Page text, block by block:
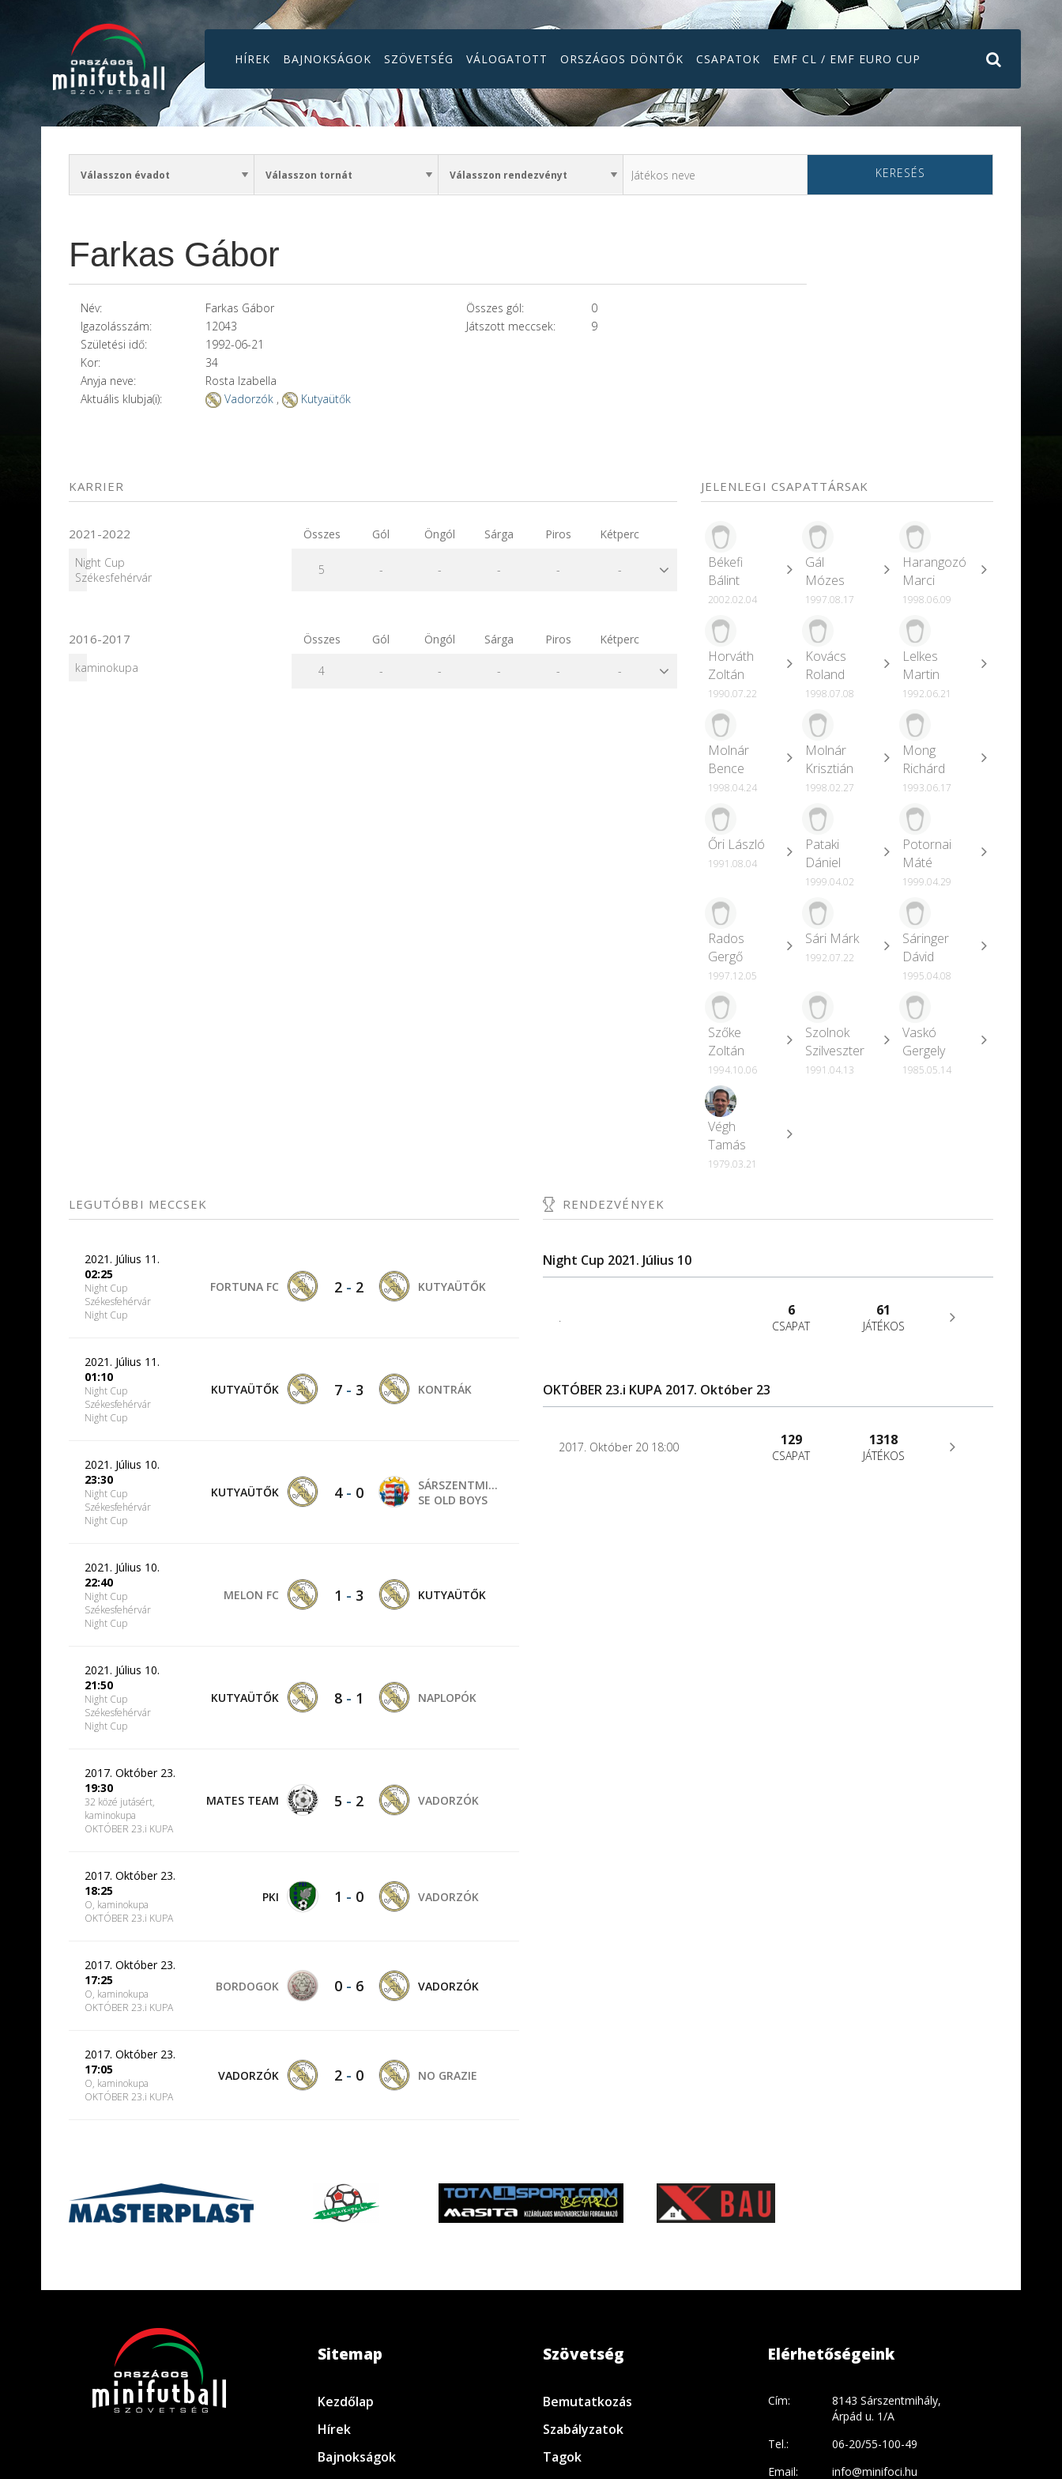
HÍREK BAJNOKSÁGOK SZÖVETSÉG VÁLOGATOTT ORSZÁGOS DÖNTŐK CSAPATOK EMF CL / EMF EURO CUP
KERESÉS
Farkas Gábor
Név:
Farkas Gábor
Igazolásszám:
12043
Születési idő:
1992-06-21
Kor:
34
Anyja neve:
Rosta Izabella
Aktuális klubja(i):
Vadorzók , Kutyaütők
Összes gól:
0
Játszott meccsek:
9
KARRIER
2021-2022 Összes Gól Öngól Sárga Piros
Kétperc
Night Cup
Székesfehérvár
5 - - - - -
2016-2017 Összes Gól Öngól Sárga Piros
Kétperc
kaminokupa
4 - - - - -
JELENLEGI CSAPATTÁRSAK
Békefi
Bálint
2002.02.04
Gál
Mózes
1997.08.17
Harangozó
Marci
1998.06.09
Horváth
Zoltán
1990.07.22
Kovács
Roland
1998.07.08
Lelkes
Martin
1992.06.21
Molnár
Bence
1998.04.24
Molnár
Krisztián
1998.02.27
Mong
Richárd
1993.06.17
Őri László
1991.08.04
Pataki
Dániel
1999.04.02
Potornai
Máté
1999.04.29
Rados
Gergő
1997.12.05
Sári Márk
1992.07.22
Sáringer
Dávid
1995.04.08
Szőke
Zoltán
1994.10.06
Szolnok
Szilveszter
1991.04.13
Vaskó
Gergely
1985.05.14
Végh
Tamás
1979.03.21
LEGUTÓBBI MECCSEK
2021. Július 11.
02:25
Night Cup
Székesfehérvár
Night Cup
FORTUNA FC 2- 2 KUTYAÜTŐK
2021. Július 11.
01:10
Night Cup
Székesfehérvár
Night Cup
KUTYAÜTŐK 7- 3 KONTRÁK
2021. Július 10.
23:30
Night Cup
Székesfehérvár
Night Cup
KUTYAÜTŐK 4- 0
SÁRSZENTMIHÁLY
SE OLD BOYS
2021. Július 10.
22:40
Night Cup
Székesfehérvár
Night Cup
MELON FC 1 - 3 KUTYAÜTŐK
2021. Július 10.
21:50
Night Cup
Székesfehérvár
Night Cup
KUTYAÜTŐK 8- 1 NAPLOPÓK
2017. Október 23.
19:30
32 közé jutásért,
kaminokupa
OKTÓBER 23.i KUPA
MATES TEAM 5 - 2 VADORZÓK
2017. Október 23.
18:25
O, kaminokupa
OKTÓBER 23.i KUPA
PKI 1 - 0 VADORZÓK
2017. Október 23.
17:25
O, kaminokupa
OKTÓBER 23.i KUPA
BORDOGOK 0- 6 VADORZÓK
2017. Október 23.
17:05
O, kaminokupa
OKTÓBER 23.i KUPA
VADORZÓK 2- 0 NO GRAZIE
RENDEZVÉNYEK
Night Cup 2021. Július 10
. 6
CSAPAT
61
JÁTÉKOS
OKTÓBER 23.i KUPA 2017. Október 23
2017. Október 20 18:00 129
CSAPAT
1318
JÁTÉKOS
Sitemap
Kezdőlap
Hírek
Bajnokságok
Szövetség
Bemutatkozás
Szabályzatok
Tagok
Elérhetőségeink
Cím:
8143 Sárszentmihály,
Árpád u. 1/A
Tel.:
06-20/55-100-49
Email:
info@minifoci.hu